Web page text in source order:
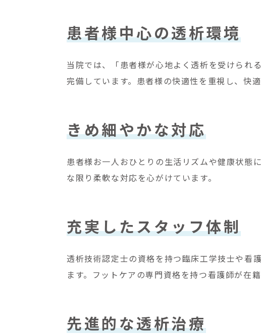
患者様中心の透析環境
当院では、「患者様が心地よく透析を受けられ
完備しています。患者様の快適性を重視し、快
きめ細やかな対応
患者様お一人おひとりの生活リズムや健康状態
な限り柔軟な対応を心がけています。
充実したスタッフ体制
透析技術認定士の資格を持つ臨床工学技士や看
ます。フットケアの専門資格を持つ看護師が在
先進的な透析治療